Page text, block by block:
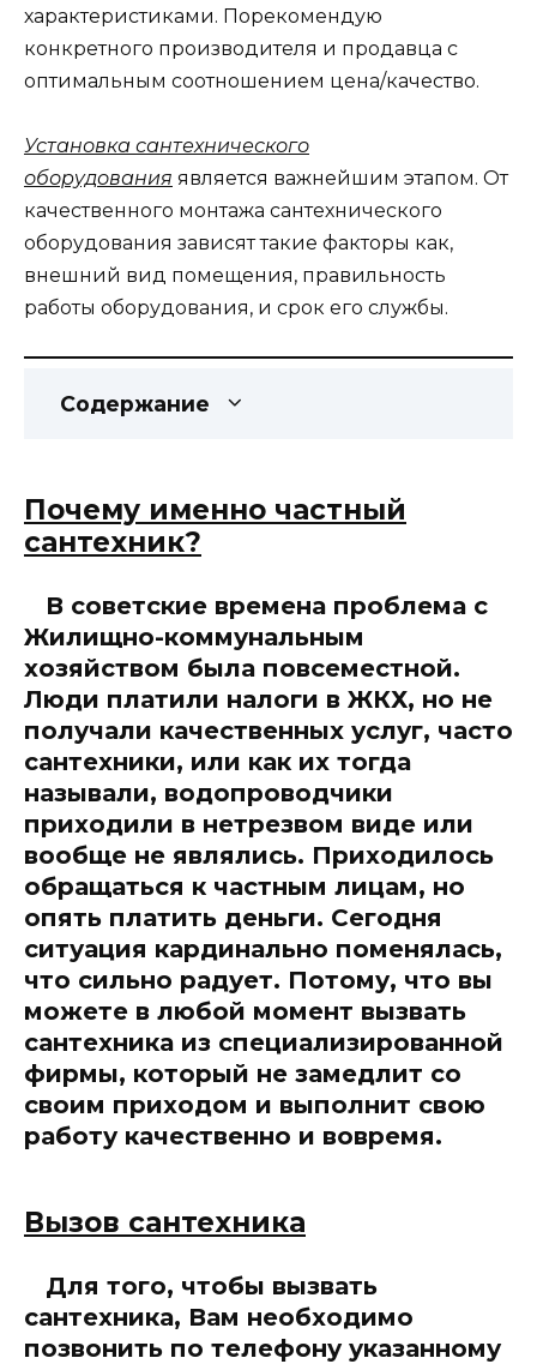
характеристиками. Порекомендую
конкретного производителя и продавца с
оптимальным соотношением цена/качество.
Установка сантехнического
оборудования является важнейшим этапом. От
качественного монтажа сантехнического
оборудования зависят такие факторы как,
внешний вид помещения, правильность
работы оборудования, и срок его службы.
Содержание
Почему именно частный
сантехник?
В советские времена проблема с
Жилищно-коммунальным
хозяйством была повсеместной.
Люди платили налоги в ЖКХ, но не
получали качественных услуг, часто
сантехники, или как их тогда
называли, водопроводчики
приходили в нетрезвом виде или
вообще не являлись. Приходилось
обращаться к частным лицам, но
опять платить деньги. Сегодня
ситуация кардинально поменялась,
что сильно радует. Потому, что вы
можете в любой момент вызвать
сантехника из специализированной
фирмы, который не замедлит со
своим приходом и выполнит свою
работу качественно и вовремя.
Вызов сантехника
Для того, чтобы вызвать
сантехника, Вам необходимо
позвонить по телефону указанному